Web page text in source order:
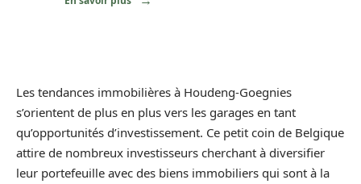
Les tendances immobilières à Houdeng-Goegnies
s’orientent de plus en plus vers les garages en tant
qu’opportunités d’investissement. Ce petit coin de Belgique
attire de nombreux investisseurs cherchant à diversifier
leur portefeuille avec des biens immobiliers qui sont à la